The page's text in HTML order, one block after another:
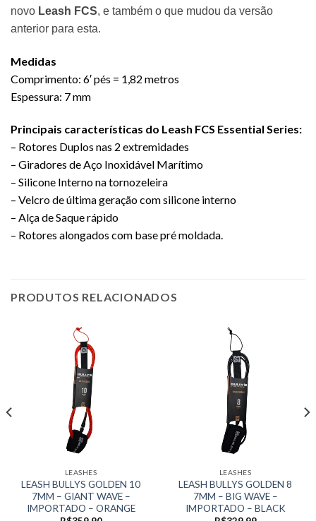
novo Leash FCS, e também o que mudou da versão
anterior para esta.
Medidas
Comprimento: 6′ pés = 1,82 metros
Espessura: 7 mm
Principais características do Leash FCS Essential Series:
– Rotores Duplos nas 2 extremidades
– Giradores de Aço Inoxidável Marítimo
– Silicone Interno na tornozeleira
– Velcro de última geração com silicone interno
– Alça de Saque rápido
– Rotores alongados com base pré moldada.
PRODUTOS RELACIONADOS
LEASHES
LEASH BULLYS GOLDEN 10
7MM – GIANT WAVE –
IMPORTADO – ORANGE
LEASHES
LEASH BULLYS GOLDEN 8
7MM – BIG WAVE –
IMPORTADO – BLACK